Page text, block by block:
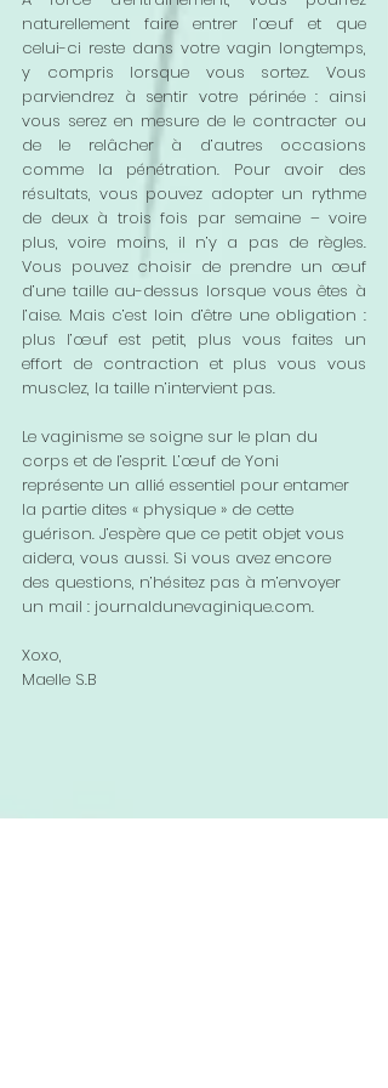
naturellement faire entrer l’œuf et que
celui-ci reste dans votre vagin longtemps,
y compris lorsque vous sortez. Vous
parviendrez à sentir votre périnée : ainsi
vous serez en mesure de le contracter ou
de le relâcher à d’autres occasions
comme la pénétration. Pour avoir des
résultats, vous pouvez adopter un rythme
de deux à trois fois par semaine – voire
plus, voire moins, il n’y a pas de règles.
Vous pouvez choisir de prendre un œuf
d’une taille au-dessus lorsque vous êtes à
l’aise. Mais c’est loin d’être une obligation :
plus l’œuf est petit, plus vous faites un
effort de contraction et plus vous vous
musclez, la taille n’intervient pas.
Le vaginisme se soigne sur le plan du
corps et de l’esprit. L’œuf de Yoni
représente un allié essentiel pour entamer
la partie dites « physique » de cette
guérison. J’espère que ce petit objet vous
aidera, vous aussi. Si vous avez encore
des questions, n’hésitez pas à m’envoyer
un mail : journaldunevaginique.com.
Xoxo,
Maelle S.B